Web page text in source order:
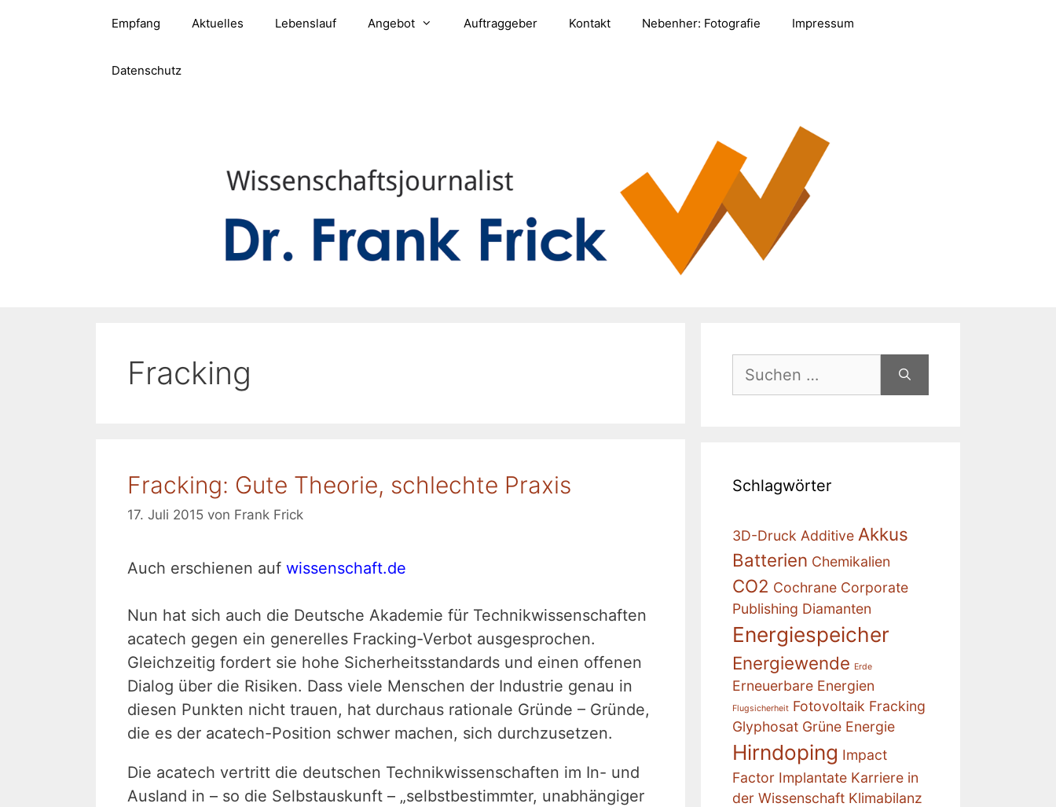
Empfang Aktuelles Lebenslauf Angebot Auftraggeber Kontakt Nebenher: Fotografie Impressum
Datenschutz
Fracking
Fracking: Gute Theorie, schlechte Praxis
17. Juli 2015 von Frank Frick
Auch erschienen auf wissenschaft.de
Nun hat sich auch die Deutsche Akademie für Technikwissenschaften
acatech gegen ein generelles Fracking-Verbot ausgesprochen.
Gleichzeitig fordert sie hohe Sicherheitsstandards und einen offenen
Dialog über die Risiken. Dass viele Menschen der Industrie genau in
diesen Punkten nicht trauen, hat durchaus rationale Gründe – Gründe,
die es der acatech-Position schwer machen, sich durchzusetzen.
Die acatech vertritt die deutschen Technikwissenschaften im In- und
Ausland in – so die Selbstauskunft – „selbstbestimmter, unabhängiger
nach:
Schlagwörter
3D-Druck Additive Akkus
Batterien Chemikalien
CO2 Cochrane Corporate
Publishing Diamanten
Energiespeicher
Energiewende Erde
Erneuerbare Energien
Flugsicherheit Fotovoltaik Fracking
Glyphosat Grüne Energie
Hirndoping Impact
Factor Implantate Karriere in
der Wissenschaft Klimabilanz